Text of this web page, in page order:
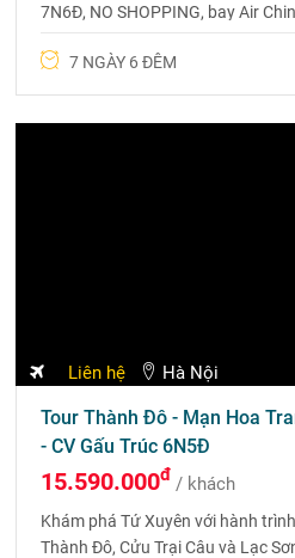
7N6Đ, NO SHOPPING, bay Air
7 NGÀY 6 ĐÊM
Liên hệ Hà Nội
Tour Thành Đô - Mạn Hoa
- CV Gấu Trúc 6N5Đ
15.590.000đ / khách
Khám phá Tứ Xuyên với hành
Thành Đô, Cửu Trại Câu và Lạc